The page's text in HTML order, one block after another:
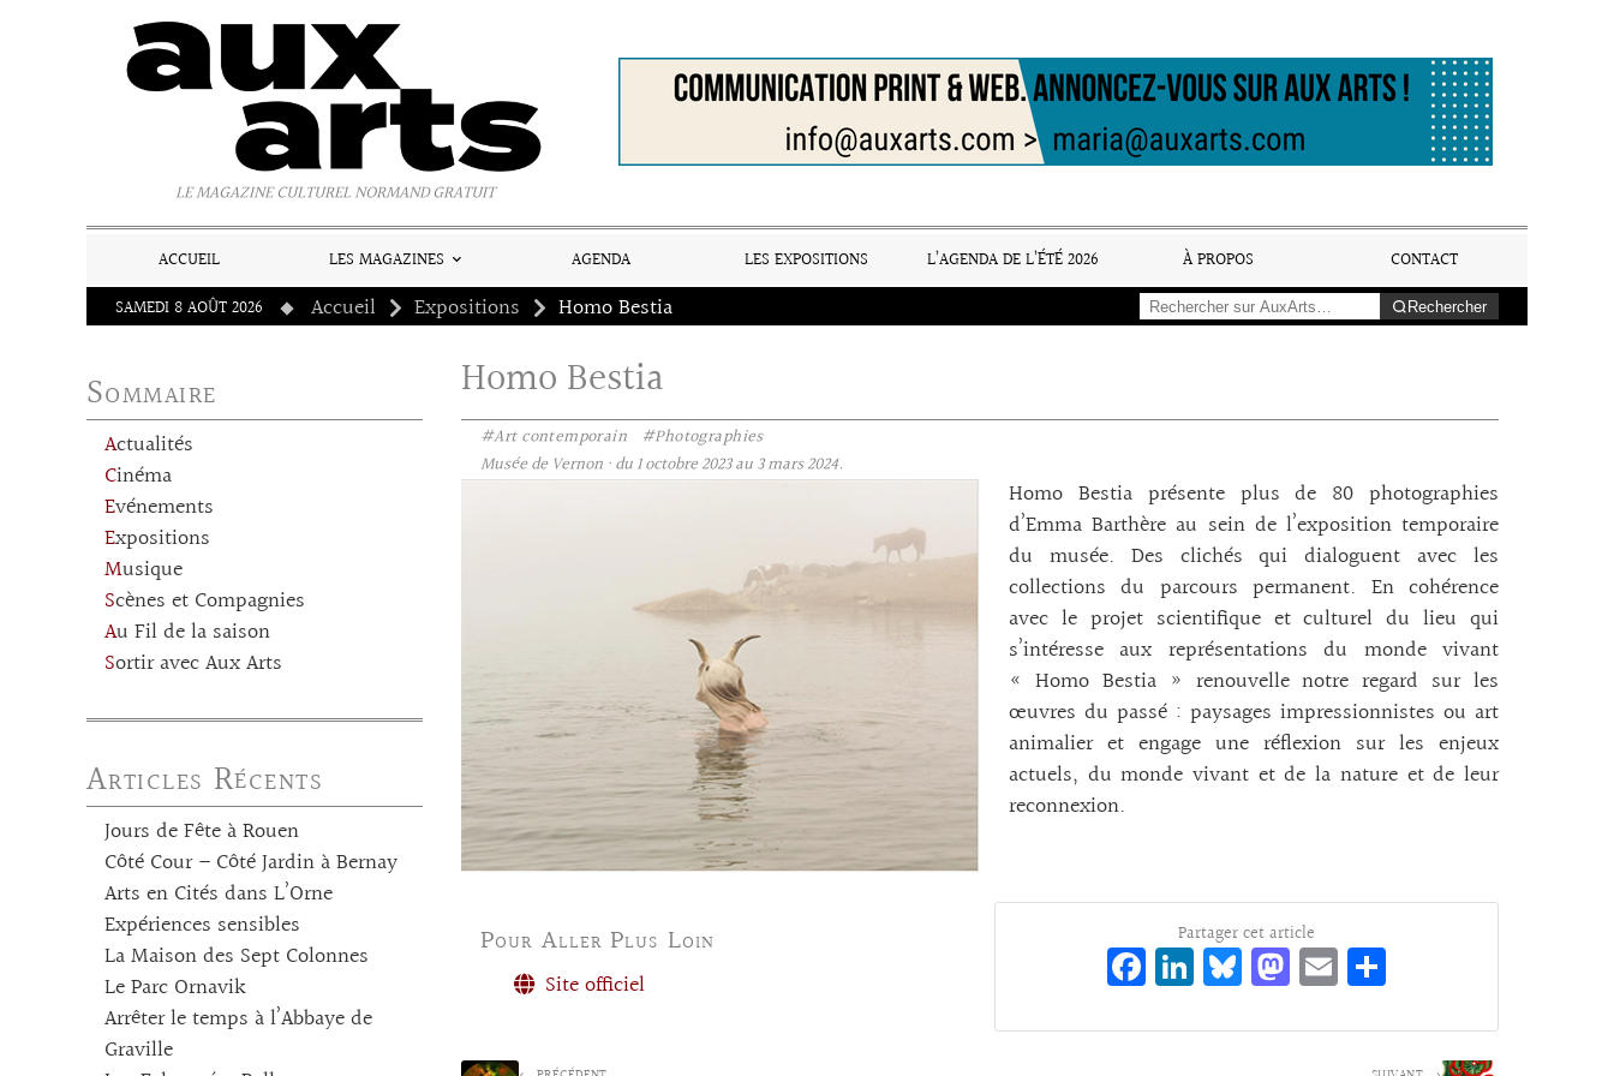
LE MAGAZINE CULTUREL NORMAND GRATUIT
ACCUEIL LES MAGAZINES AGENDA LES EXPOSITIONS L’AGENDA DE L’ÉTÉ 2026 À PROPOS
CONTACT
SAMEDI 8 AOÛT 2026
Accueil Expositions Homo Bestia Rechercher
Sommaire
Actualités
Cinéma
Evénements
Expositions
Musique
Scènes et Compagnies
Au Fil de la saison
Sortir avec Aux Arts
Articles Récents
Jours de Fête à Rouen
Côté Cour – Côté Jardin à Bernay
Arts en Cités dans L’Orne
Expériences sensibles
La Maison des Sept Colonnes
Le Parc Ornavik
Arrêter le temps à l’Abbaye de
Graville
Homo Bestia
#Art contemporain
#Photographies
Musée de Vernon · du 1 octobre 2023 au 3 mars 2024.
Homo Bestia présente plus de 80 photographies
d’Emma Barthère au sein de l’exposition temporaire
du musée. Des clichés qui dialoguent avec les
collections du parcours permanent. En cohérence
avec le projet scientifique et culturel du lieu qui
s’intéresse aux représentations du monde vivant
« Homo Bestia » renouvelle notre regard sur les
œuvres du passé : paysages impressionnistes ou art
animalier et engage une réflexion sur les enjeux
actuels, du monde vivant et de la nature et de leur
reconnexion.
Pour Aller Plus Loin
Site officiel
Partager cet article
Fa
ce
bo
Li
n
ke
Bl
ue
sk
M
as
to
E
m
ai ag
Panneau de gestion des cookies